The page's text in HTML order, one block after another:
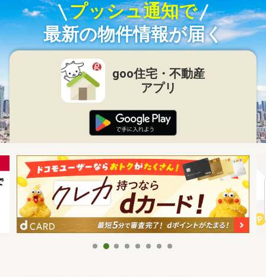
プッシュ通知で
最新の物件情報が届く
goo住宅・不動産
アプリ